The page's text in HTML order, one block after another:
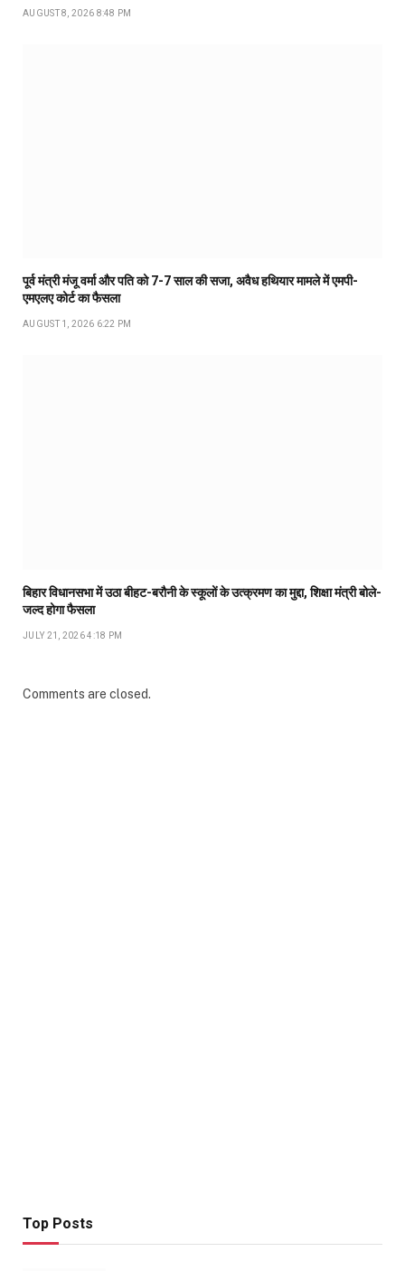
AUGUST 8, 2026 8:48 PM
पूर्व मंत्री मंजू वर्मा और पति को 7-7 साल की सजा, अवैध हथियार मामले में एमपी-
एमएलए कोर्ट का फैसला
AUGUST 1, 2026 6:22 PM
बिहार विधानसभा में उठा बीहट-बरौनी के स्कूलों के उत्क्रमण का मुद्दा, शिक्षा मंत्री बोले-
जल्द होगा फैसला
JULY 21, 2026 4:18 PM
Comments are closed.
Top Posts